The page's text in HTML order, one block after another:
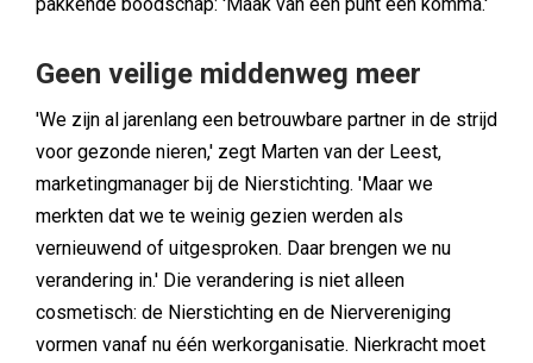
pakkende boodschap: 'Maak van een punt een komma.'
Geen veilige middenweg meer
'We zijn al jarenlang een betrouwbare partner in de strijd
voor gezonde nieren,' zegt Marten van der Leest,
marketingmanager bij de Nierstichting. 'Maar we
merkten dat we te weinig gezien werden als
vernieuwend of uitgesproken. Daar brengen we nu
verandering in.' Die verandering is niet alleen
cosmetisch: de Nierstichting en de Niervereniging
vormen vanaf nu één werkorganisatie. Nierkracht moet